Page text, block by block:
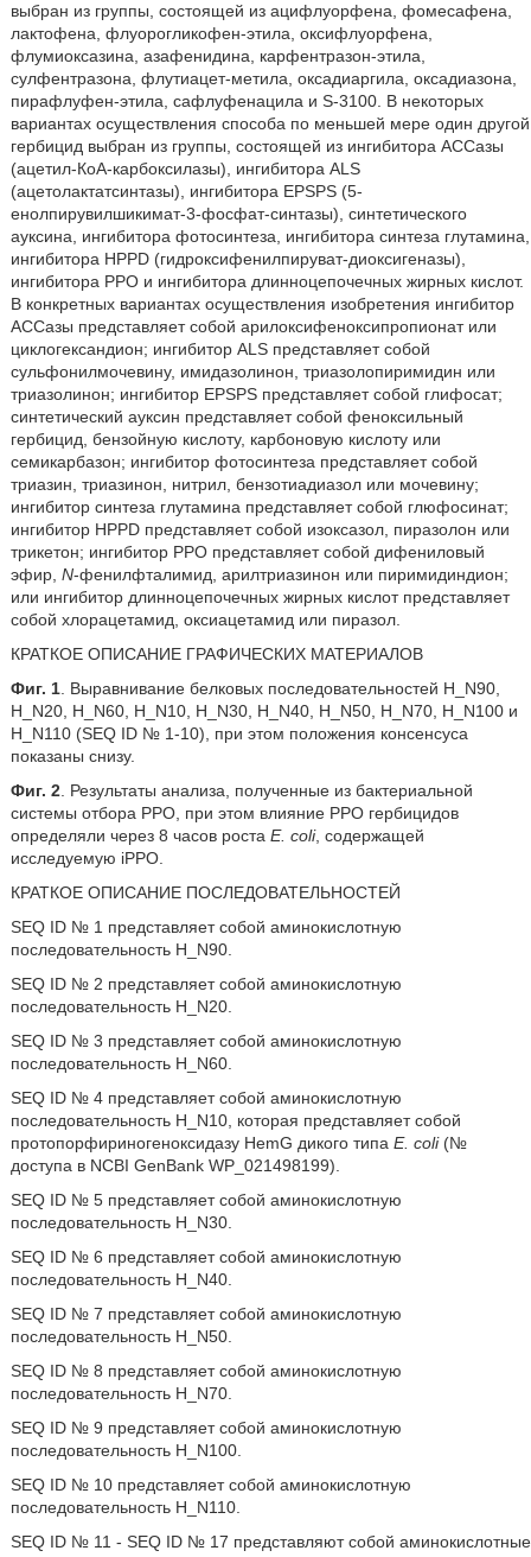
выбран из группы, состоящей из ацифлуорфена, фомесафена,
лактофена, флуорогликофен-этила, оксифлуорфена,
флумиоксазина, азафенидина, карфентразон-этила,
сулфентразона, флутиацет-метила, оксадиаргила, оксадиазона,
пирафлуфен-этила, сафлуфенацила и S-3100. В некоторых
вариантах осуществления способа по меньшей мере один другой
гербицид выбран из группы, состоящей из ингибитора ACCазы
(ацетил-КоА-карбоксилазы), ингибитора ALS
(ацетолактатсинтазы), ингибитора EPSPS (5-
енолпирувилшикимат-3-фосфат-синтазы), синтетического
ауксина, ингибитора фотосинтеза, ингибитора синтеза глутамина,
ингибитора HPPD (гидроксифенилпируват-диоксигеназы),
ингибитора PPO и ингибитора длинноцепочечных жирных кислот.
В конкретных вариантах осуществления изобретения ингибитор
ACCазы представляет собой арилоксифеноксипропионат или
циклогександион; ингибитор ALS представляет собой
сульфонилмочевину, имидазолинон, триазолопиримидин или
триазолинон; ингибитор EPSPS представляет собой глифосат;
синтетический ауксин представляет собой феноксильный
гербицид, бензойную кислоту, карбоновую кислоту или
семикарбазон; ингибитор фотосинтеза представляет собой
триазин, триазинон, нитрил, бензотиадиазол или мочевину;
ингибитор синтеза глутамина представляет собой глюфосинат;
ингибитор HPPD представляет собой изоксазол, пиразолон или
трикетон; ингибитор PPO представляет собой дифениловый
эфир, N-фенилфталимид, арилтриазинон или пиримидиндион;
или ингибитор длинноцепочечных жирных кислот представляет
собой хлорацетамид, оксиацетамид или пиразол.
КРАТКОЕ ОПИСАНИЕ ГРАФИЧЕСКИХ МАТЕРИАЛОВ
Фиг. 1. Выравнивание белковых последовательностей H_N90,
H_N20, H_N60, H_N10, H_N30, H_N40, H_N50, H_N70, H_N100 и
H_N110 (SEQ ID № 1-10), при этом положения консенсуса
показаны снизу.
Фиг. 2. Результаты анализа, полученные из бактериальной
системы отбора PPO, при этом влияние PPO гербицидов
определяли через 8 часов роста E. coli, содержащей
исследуемую iPPO.
КРАТКОЕ ОПИСАНИЕ ПОСЛЕДОВАТЕЛЬНОСТЕЙ
SEQ ID № 1 представляет собой аминокислотную
последовательность H_N90.
SEQ ID № 2 представляет собой аминокислотную
последовательность H_N20.
SEQ ID № 3 представляет собой аминокислотную
последовательность H_N60.
SEQ ID № 4 представляет собой аминокислотную
последовательность H_N10, которая представляет собой
протопорфириногеноксидазу HemG дикого типа E. coli(№
доступа в NCBI GenBank WP_021498199).
SEQ ID № 5 представляет собой аминокислотную
последовательность H_N30.
SEQ ID № 6 представляет собой аминокислотную
последовательность H_N40.
SEQ ID № 7 представляет собой аминокислотную
последовательность H_N50.
SEQ ID № 8 представляет собой аминокислотную
последовательность H_N70.
SEQ ID № 9 представляет собой аминокислотную
последовательность H_N100.
SEQ ID № 10 представляет собой аминокислотную
последовательность H_N110.
SEQ ID № 11 - SEQ ID № 17 представляют собой аминокислотные